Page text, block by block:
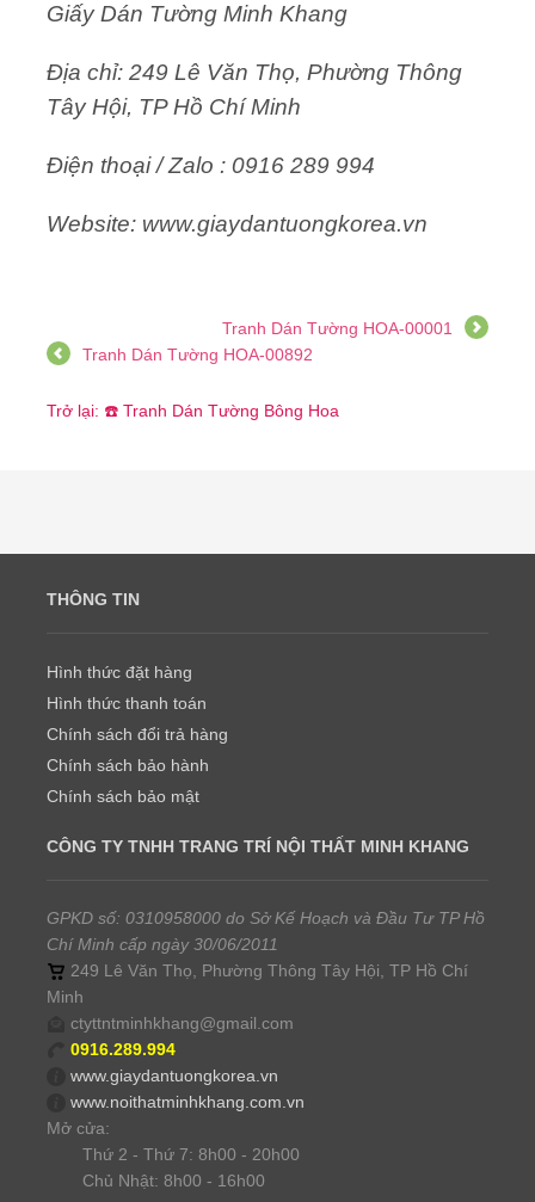
Giấy Dán Tường Minh Khang
Địa chỉ: 249 Lê Văn Thọ, Phường Thông
Tây Hội, TP Hồ Chí Minh
Điện thoại / Zalo : 0916 289 994
Website: www.giaydantuongkorea.vn
Tranh Dán Tường HOA-00001
Tranh Dán Tường HOA-00892
Trở lại: ☎️ Tranh Dán Tường Bông Hoa
THÔNG TIN
Hình thức đặt hàng
Hình thức thanh toán
Chính sách đổi trả hàng
Chính sách bảo hành
Chính sách bảo mật
CÔNG TY TNHH TRANG TRÍ NỘI THẤT MINH KHANG
GPKD số: 0310958000 do Sở Kế Hoạch và Đầu Tư TP Hồ
Chí Minh cấp ngày 30/06/2011
249 Lê Văn Thọ, Phường Thông Tây Hội, TP Hồ Chí
Minh
ctyttntminhkhang@gmail.com
0916.289.994
www.giaydantuongkorea.vn
www.noithatminhkhang.com.vn
Mở cửa:
Thứ 2 - Thứ 7: 8h00 - 20h00
Chủ Nhật: 8h00 - 16h00